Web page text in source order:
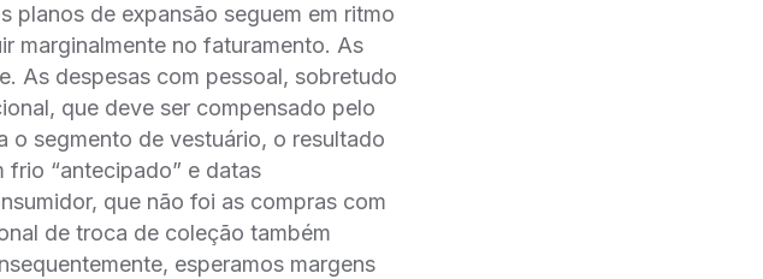
planos de expansão seguem em ritmo
marginalmente no faturamento. As
As despesas com pessoal, sobretudo
que deve ser compensado pelo
o segmento de vestuário, o resultado
“antecipado” e datas
que não foi as compras com
de troca de coleção também
esperamos margens